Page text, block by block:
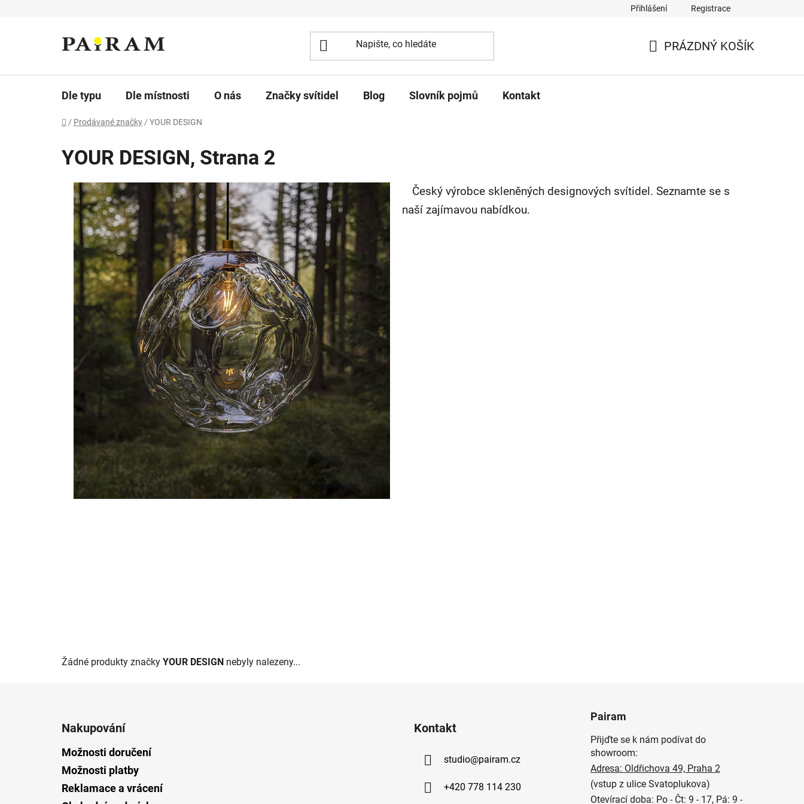
Přihlášení Registrace
PRÁZDNÝ KOŠÍK
Dle typu Dle místnosti O nás Značky svítidel Blog Slovník pojmů Kontakt
Domů
/ Prodávané značky / YOUR DESIGN
YOUR DESIGN, Strana 2
Český výrobce skleněných designových svítidel. Seznamte se s
naší zajímavou nabídkou.
Žádné produkty značky YOUR DESIGN nebyly nalezeny...
Nakupování
Možnosti doručení
Možnosti platby
Reklamace a vrácení
Kontakt
studio@pairam.cz
+420 778 114 230
Pairam
Přijďte se k nám podívat do
showroom:
Adresa: Oldřichova 49, Praha 2
(vstup z ulice Svatoplukova)
Otevírací doba: Po - Čt: 9 - 17, Pá: 9 -